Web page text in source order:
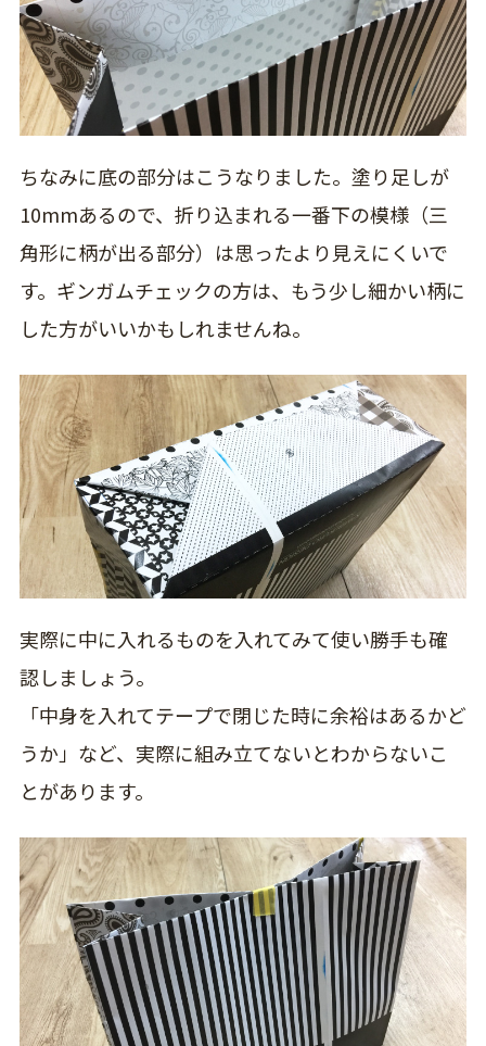
ちなみに底の部分はこうなりました。塗り足しが
10mmあるので、折り込まれる一番下の模様（三
角形に柄が出る部分）は思ったより見えにくいで
す。ギンガムチェックの方は、もう少し細かい柄に
した方がいいかもしれませんね。
実際に中に入れるものを入れてみて使い勝手も確
認しましょう。
「中身を入れてテープで閉じた時に余裕はあるかど
うか」など、実際に組み立てないとわからないこ
とがあります。